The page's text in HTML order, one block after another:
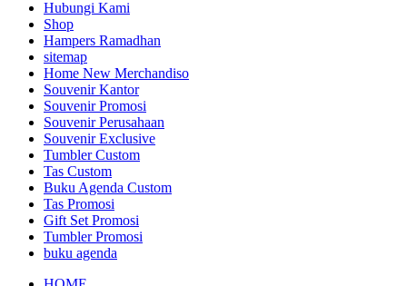
Hubungi Kami
Shop
Hampers Ramadhan
sitemap
Home New Merchandiso
Souvenir Kantor
Souvenir Promosi
Souvenir Perusahaan
Souvenir Exclusive
Tumbler Custom
Tas Custom
Buku Agenda Custom
Tas Promosi
Gift Set Promosi
Tumbler Promosi
buku agenda